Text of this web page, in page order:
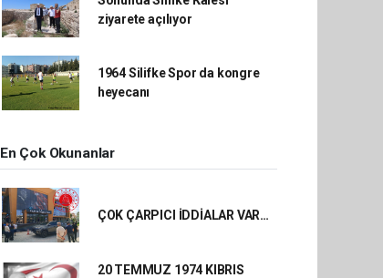
ziyarete açılıyor
1964 Silifke Spor da kongre
heyecanı
En Çok Okunanlar
ÇOK ÇARPICI İDDİALAR VAR…
20 TEMMUZ 1974 KIBRIS